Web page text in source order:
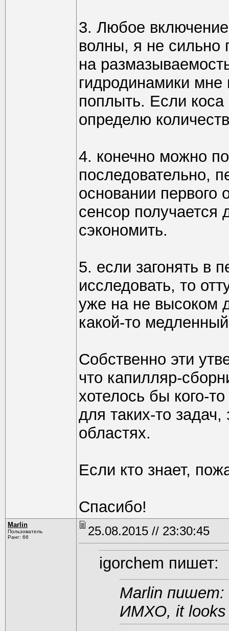
3. Любое
волны, я не сильно
на
гидродинамики мне
поплыть. Если
определю
4. конечно можно
последовательно,
основании первого
сенсор получается
сэкономить.
5. если загонять в
исследовать, то
уже на не высоком
какой-то
Собственно эти
что капилляр-
хотелось бы кого-
для таких-то
областях.
Если кто знает,
Спасибо!
Marlin
Пользователь
Ранг: 66
25.08.2015 // 23:30:45
igorchem пишет:
Marlin пишет:
ИМХО, it looks